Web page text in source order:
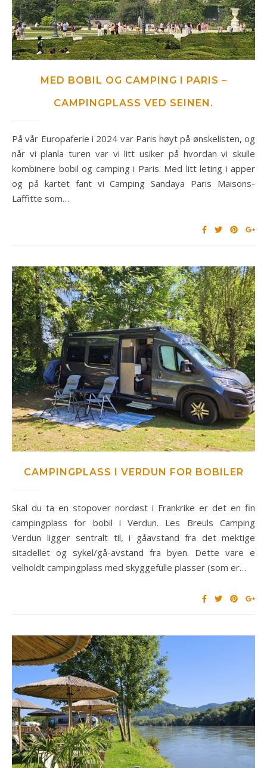
MED BOBIL OG CAMPING I PARIS –
CAMPINGPLASS VED SEINEN.
På vår Europaferie i 2024 var Paris høyt på ønskelisten, og
når vi planla turen var vi litt usiker på hvordan vi skulle
kombinere bobil og camping i Paris. Med litt leting i apper
og på kartet fant vi Camping Sandaya Paris Maisons-
Laffitte som…
CAMPINGPLASS I VERDUN FOR BOBILER
Skal du ta en stopover nordøst i Frankrike er det en fin
campingplass for bobil i Verdun. Les Breuls Camping
Verdun ligger sentralt til, i gåavstand fra det mektige
sitadellet og sykel/gå-avstand fra byen. Dette vare e
velholdt campingplass med skyggefulle plasser (som er…